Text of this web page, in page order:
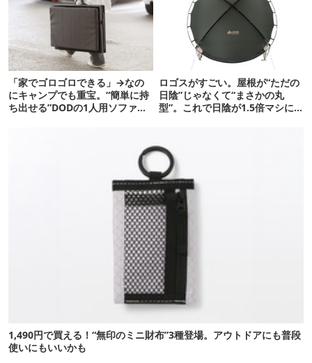
「家でゴロゴロできる」→なの
にキャンプでも重宝。“簡単に持
ち出せる”DODの1人用ソファが
ロゴスがすごい。屋根が“ただの
日陰”じゃなくて“まさかの丸
型”。これで日陰が1.5倍マシに
1,490円で買える！“無印のミニ財布”3種登場。アウトドアにも普段
使いにもいいかも